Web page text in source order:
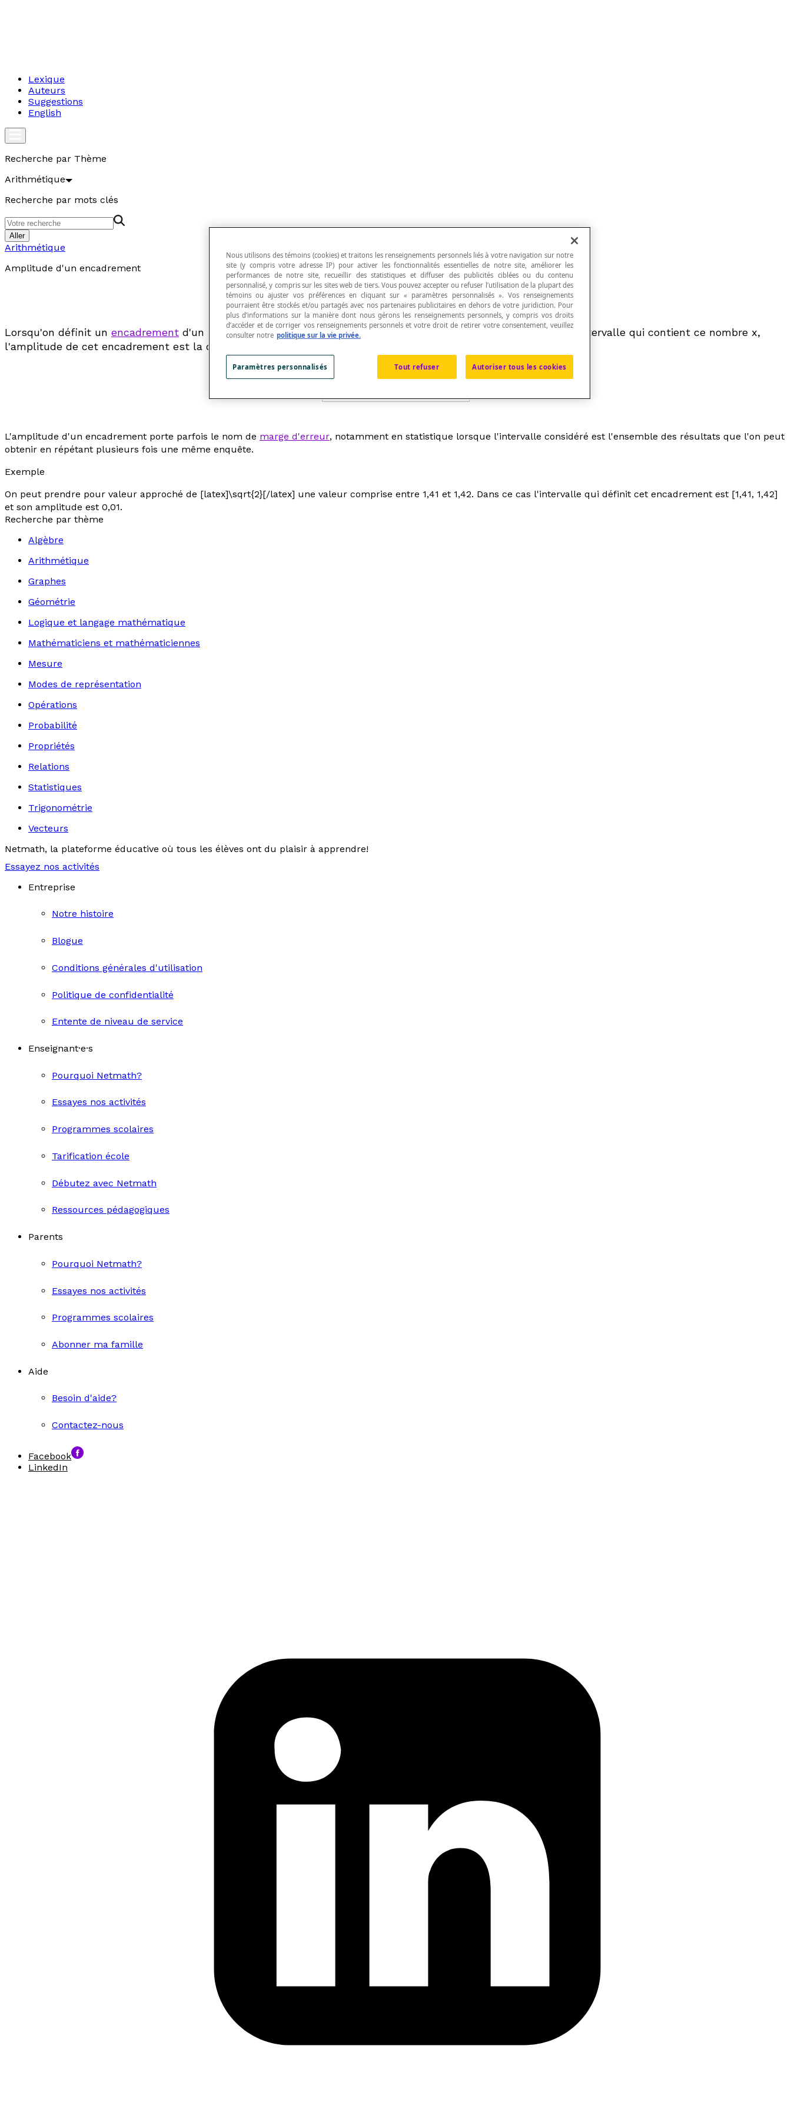
Lexique
Auteurs
Suggestions
English
Recherche par Thème
Arithmétique
Recherche par mots clés
Aller
Arithmétique
Amplitude d'un encadrement
Lorsqu'on définit un encadrement d'un nombre réelxà l'aide de deux nombres qui déterminent les bornes de l'intervalle qui contient ce nombre x,
l'amplitude de cet encadrement est la distance
L'amplitude d'un encadrement porte parfois le nom de marge d'erreur, notamment en statistique lorsque l'intervalle considéré est l'ensemble des résultats que l'on peut
obtenir en répétant plusieurs fois une même enquête.
Exemple
On peut prendre pour valeur approché de [latex]\sqrt{2}[/latex] une valeur comprise entre 1,41 et 1,42. Dans ce cas l'intervalle qui définit cet encadrement est [1,41, 1,42]
et son amplitude est 0,01.
Recherche par thème
Algèbre
Arithmétique
Graphes
Géométrie
Logique et langage mathématique
Mathématiciens et mathématiciennes
Mesure
Modes de représentation
Opérations
Probabilité
Propriétés
Relations
Statistiques
Trigonométrie
Vecteurs
Netmath, la plateforme éducative où tous les élèves ont du plaisir à apprendre!
Essayez nos activités
Entreprise
Notre histoire
Blogue
Conditions générales d'utilisation
Politique de confidentialité
Entente de niveau de service
Enseignant·e·s
Pourquoi Netmath?
Essayes nos activités
Programmes scolaires
Tarification école
Débutez avec Netmath
Ressources pédagogiques
Parents
Pourquoi Netmath?
Essayes nos activités
Programmes scolaires
Abonner ma famille
Aide
Besoin d'aide?
Contactez-nous
Facebook
LinkedIn
Nous utilisons des témoins (cookies) et traitons les renseignements personnels liés à votre navigation sur notre
site (y compris votre adresse IP) pour activer les fonctionnalités essentielles de notre site, améliorer les
performances de notre site, recueillir des statistiques et diffuser des publicités ciblées ou du contenu
personnalisé, y compris sur les sites web de tiers. Vous pouvez accepter ou refuser l’utilisation de la plupart des
témoins ou ajuster vos préférences en cliquant sur « paramètres personnalisés ». Vos renseignements
pourraient être stockés et/ou partagés avec nos partenaires publicitaires en dehors de votre juridiction. Pour
plus d’informations sur la manière dont nous gérons les renseignements personnels, y compris vos droits
d’accéder et de corriger vos renseignements personnels et votre droit de retirer votre consentement, veuillez
consulter notre politique sur la vie privée.
Tout refuser Autoriser tous les cookies
Paramètres personnalisés